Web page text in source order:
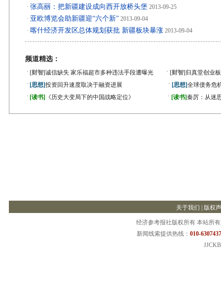
· 张高丽：把新疆建设成向西开放桥头堡 2013-09-25
· 亚欧博览会助新疆迎“六个新” 2013-09-04
· 喀什经济开发区总体规划获批 新疆板块暴涨 2013-09-04
频道精选：
· [财智]诚信缺失 家乐福超市多种违法手段遭曝光 · [财智] 归真堂创业
· [思想]投资回升速度取决于融资进展 · [思想]全球债务危
· [读书] 《历史大变局下的中国战略定位》 · [读书]秦厉：从迷
关于我们 版权
经济参考报社版权所有 本站所
新闻线索提供热线： 010-